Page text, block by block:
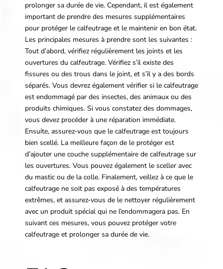
prolonger sa durée de vie. Cependant, il est également
important de prendre des mesures supplémentaires
pour protéger le calfeutrage et le maintenir en bon état.
Les principales mesures à prendre sont les suivantes :
Tout d’abord, vérifiez régulièrement les joints et les
ouvertures du calfeutrage. Vérifiez s’il existe des
fissures ou des trous dans le joint, et s’il y a des bords
séparés. Vous devrez également vérifier si le calfeutrage
est endommagé par des insectes, des animaux ou des
produits chimiques. Si vous constatez des dommages,
vous devez procéder à une réparation immédiate.
Ensuite, assurez-vous que le calfeutrage est toujours
bien scellé. La meilleure façon de le protéger est
d’ajouter une couche supplémentaire de calfeutrage sur
les ouvertures. Vous pouvez également le sceller avec
du mastic ou de la colle. Finalement, veillez à ce que le
calfeutrage ne soit pas exposé à des températures
extrêmes, et assurez-vous de le nettoyer régulièrement
avec un produit spécial qui ne l’endommagera pas. En
suivant ces mesures, vous pouvez protéger votre
calfeutrage et prolonger sa durée de vie.